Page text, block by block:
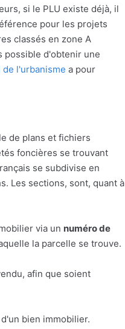
si le PLU existe déjà, il
pour les projets
classés en zone A
possible d'obtenir une
de l'urbanisme a pour
de plans et fichiers
foncières se trouvant
se subdivise en
Les sections, sont, quant à
via un numéro de
la parcelle se trouve.
afin que soient
bien immobilier.